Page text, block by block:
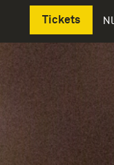
Tickets NL
Deutsch